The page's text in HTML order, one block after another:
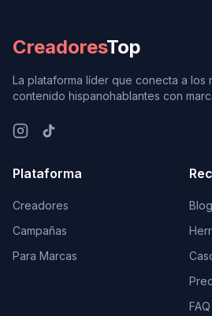
CreadoresTop
La plataforma líder que conecta a los
contenido hispanohablantes con
Plataforma
Creadores
Campañas
Para Marcas
Blog
FAQ